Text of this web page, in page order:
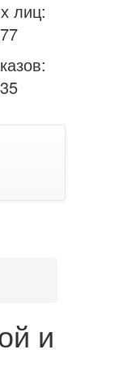
лиц:
и